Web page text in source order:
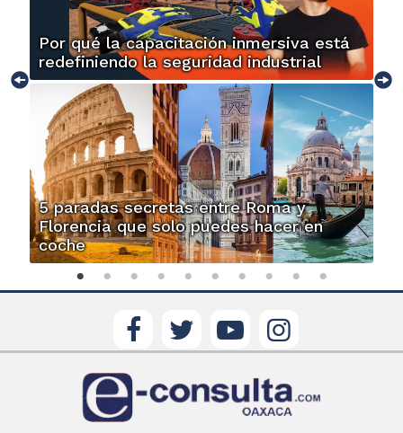
Por qué la capacitación inmersiva está
redefiniendo la seguridad industrial
5 paradas secretas entre Roma y
Florencia que solo puedes hacer en
coche